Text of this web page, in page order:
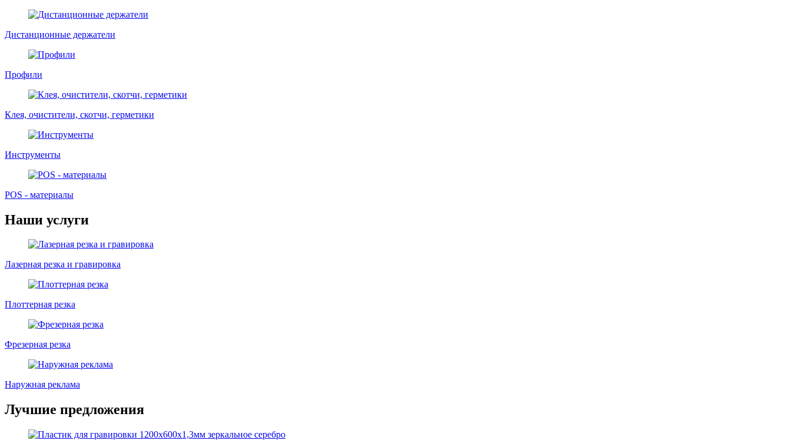
Дистанционные держатели
Профили
Клея, очистители, скотчи, герметики
Инструменты
POS - материалы
Наши услуги
Лазерная резка и гравировка
Плоттерная резка
Фрезерная резка
Наружная реклама
Лучшие предложения